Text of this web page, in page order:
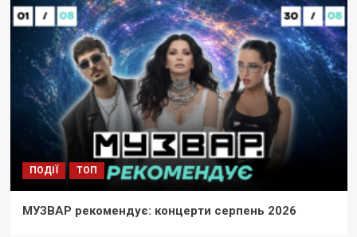
ПОДІЇ ТОП
МУЗВАР рекомендує: концерти серпень
2026
ІНТЕРВ'Ю ТОП
Марія Яремак: «Україна заслуговує на
власний “Володар перснів”»
ПОДІЇ ТОП
ПОДІЇ ТОП
МУЗВАР рекомендує: концерти серпень 2026